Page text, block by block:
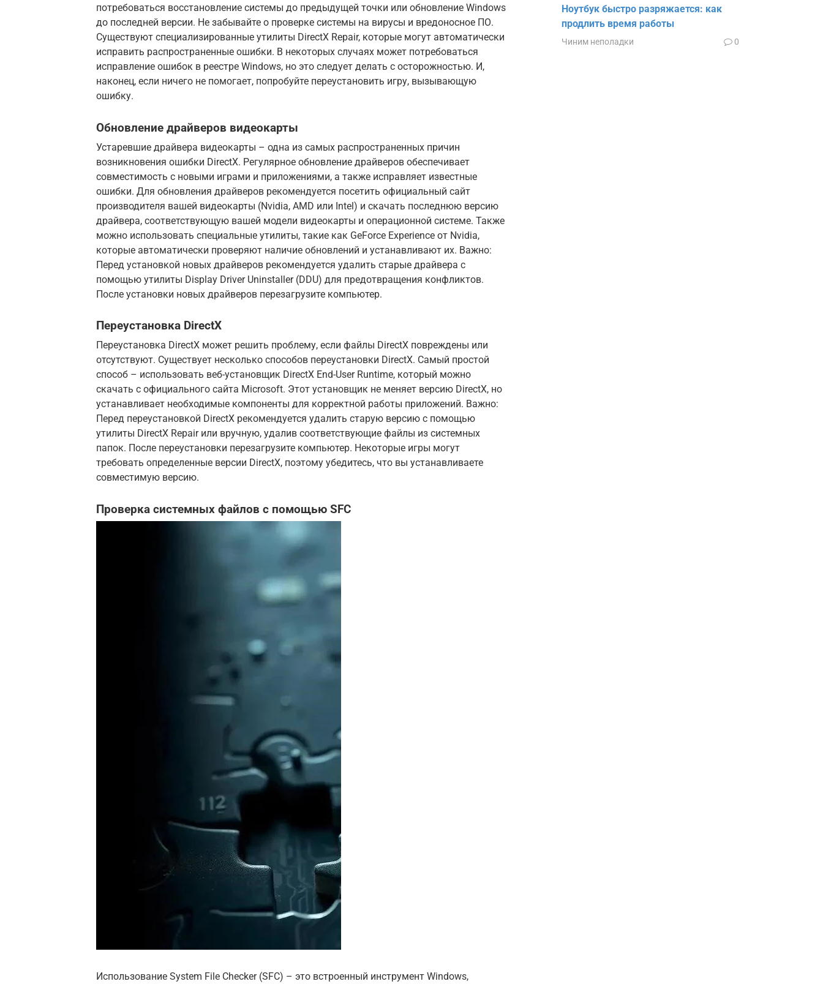
потребоваться восстановление системы до предыдущей точки или обновление Windows
до последней версии. Не забывайте о проверке системы на вирусы и вредоносное ПО.
Существуют специализированные утилиты DirectX Repair, которые могут автоматически
исправить распространенные ошибки. В некоторых случаях может потребоваться
исправление ошибок в реестре Windows, но это следует делать с осторожностью. И,
наконец, если ничего не помогает, попробуйте переустановить игру, вызывающую
ошибку.
Обновление драйверов видеокарты
Устаревшие драйвера видеокарты – одна из самых распространенных причин
возникновения ошибки DirectX. Регулярное обновление драйверов обеспечивает
совместимость с новыми играми и приложениями, а также исправляет известные
ошибки. Для обновления драйверов рекомендуется посетить официальный сайт
производителя вашей видеокарты (Nvidia, AMD или Intel) и скачать последнюю версию
драйвера, соответствующую вашей модели видеокарты и операционной системе. Также
можно использовать специальные утилиты, такие как GeForce Experience от Nvidia,
которые автоматически проверяют наличие обновлений и устанавливают их. Важно:
Перед установкой новых драйверов рекомендуется удалить старые драйвера с
помощью утилиты Display Driver Uninstaller (DDU) для предотвращения конфликтов.
После установки новых драйверов перезагрузите компьютер.
Переустановка DirectX
Переустановка DirectX может решить проблему, если файлы DirectX повреждены или
отсутствуют. Существует несколько способов переустановки DirectX. Самый простой
способ – использовать веб-установщик DirectX End-User Runtime, который можно
скачать с официального сайта Microsoft. Этот установщик не меняет версию DirectX, но
устанавливает необходимые компоненты для корректной работы приложений. Важно:
Перед переустановкой DirectX рекомендуется удалить старую версию с помощью
утилиты DirectX Repair или вручную, удалив соответствующие файлы из системных
папок. После переустановки перезагрузите компьютер. Некоторые игры могут
требовать определенные версии DirectX, поэтому убедитесь, что вы устанавливаете
совместимую версию.
Проверка системных файлов с помощью SFC
Использование System File Checker (SFC) – это встроенный инструмент Windows,
Ноутбук быстро разряжается: как
продлить время работы
Чиним неполадки 0